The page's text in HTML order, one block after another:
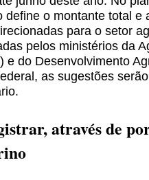
define o montante total e
para o setor
pelos ministérios da
e do Desenvolvimento
as sugestões
através de